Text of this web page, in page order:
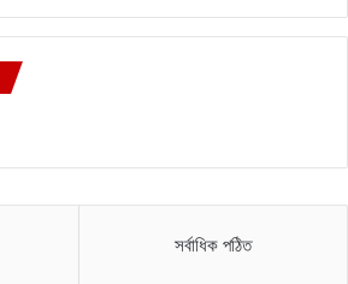
সর্বাধিক পঠিত